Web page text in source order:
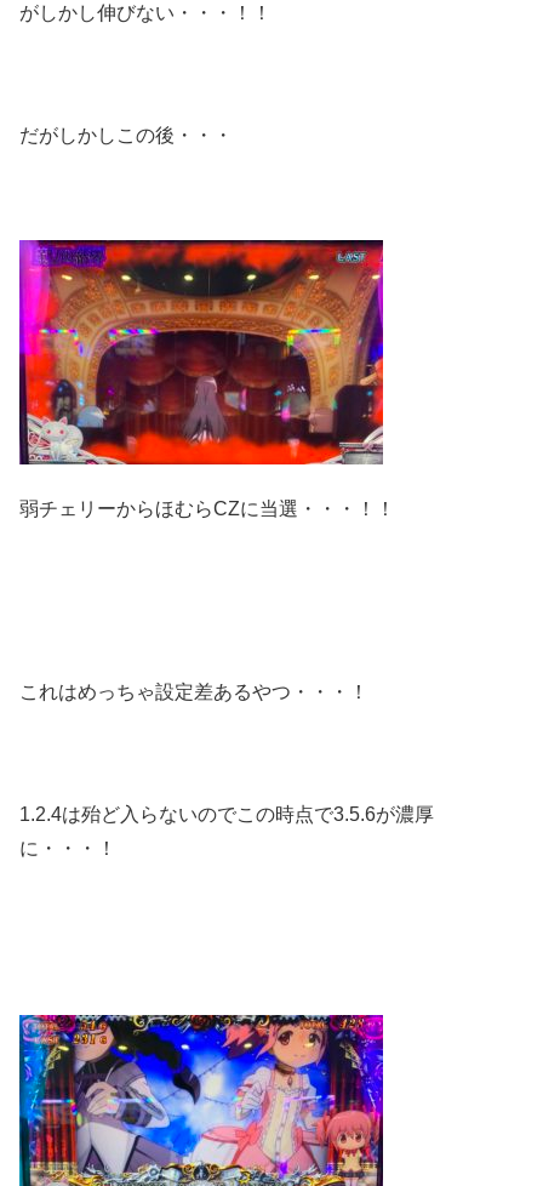
がしかし伸びない・・・！！
だがしかしこの後・・・
弱チェリーからほむらCZに当選・・・！！
これはめっちゃ設定差あるやつ・・・！
1.2.4は殆ど入らないのでこの時点で3.5.6が濃厚
に・・・！